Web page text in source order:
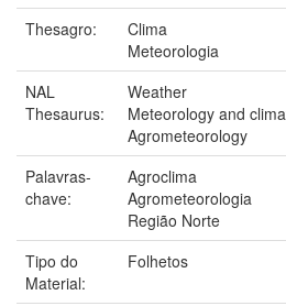
Thesagro:
Clima
Meteorologia
NAL
Thesaurus:
Weather
Meteorology and
Agrometeorology
Palavras-
chave:
Agroclima
Agrometeorologia
Região Norte
Tipo do
Material:
Folhetos